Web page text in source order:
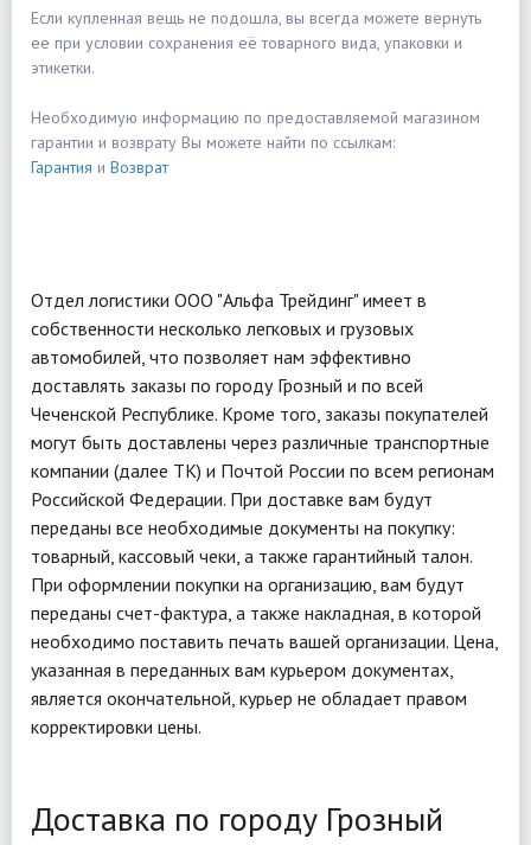
Если купленная вещь не подошла, вы всегда можете вернуть
ее при условии сохранения её товарного вида, упаковки и
этикетки.
Необходимую информацию по предоставляемой магазином
гарантии и возврату Вы можете найти по ссылкам:
Гарантия и Возврат
Отдел логистики ООО "Альфа Трейдинг" имеет в
собственности несколько легковых и грузовых
автомобилей, что позволяет нам эффективно
доставлять заказы по городу Грозный и по всей
Чеченской Республике. Кроме того, заказы покупателей
могут быть доставлены через различные транспортные
компании (далее ТК) и Почтой России по всем регионам
Российской Федерации. При доставке вам будут
переданы все необходимые документы на покупку:
товарный, кассовый чеки, а также гарантийный талон.
При оформлении покупки на организацию, вам будут
переданы счет-фактура, а также накладная, в которой
необходимо поставить печать вашей организации. Цена,
указанная в переданных вам курьером документах,
является окончательной, курьер не обладает правом
корректировки цены.
Доставка по городу Грозный